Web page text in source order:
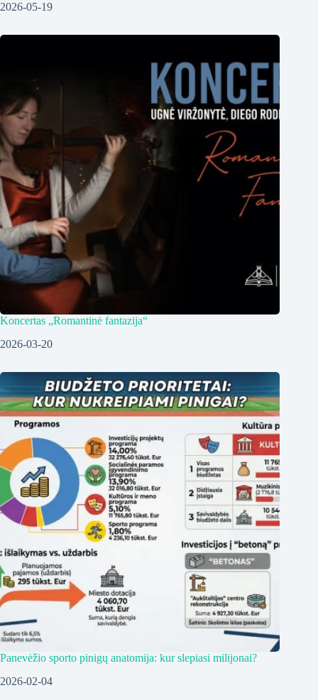
2026-05-19
Koncertas „Romantinė fantazija“
2026-03-20
Panevėžio sporto pinigų anatomija: kur slepiasi milijonai?
2026-02-04